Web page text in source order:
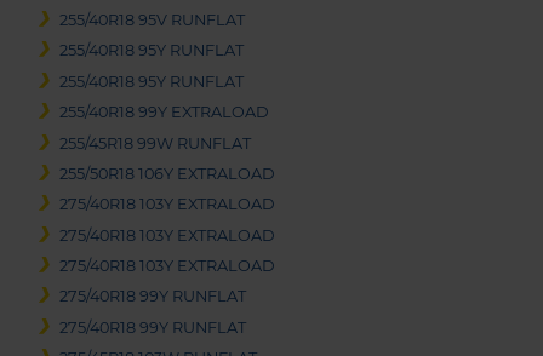
255/40R18 95V RUNFLAT
255/40R18 95Y RUNFLAT
255/40R18 95Y RUNFLAT
255/40R18 99Y EXTRALOAD
255/45R18 99W RUNFLAT
255/50R18 106Y EXTRALOAD
275/40R18 103Y EXTRALOAD
275/40R18 103Y EXTRALOAD
275/40R18 103Y EXTRALOAD
275/40R18 99Y RUNFLAT
275/40R18 99Y RUNFLAT